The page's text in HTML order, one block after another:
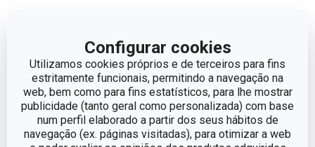
Configurar cookies
Utilizamos cookies próprios e de terceiros para fins
estritamente funcionais, permitindo a navegação na
web, bem como para fins estatísticos, para lhe mostrar
publicidade (tanto geral como personalizada) com base
num perfil elaborado a partir dos seus hábitos de
navegação (ex. páginas visitadas), para otimizar a web
LARGURA (CM) 2
COMPRIMENTO (CM) 2